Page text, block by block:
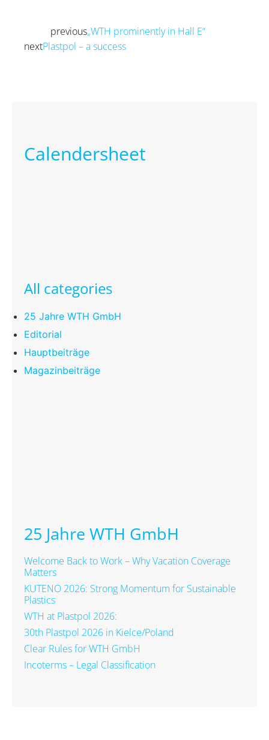
previous„WTH prominently in Hall E“
nextPlastpol – a success
Calendersheet
All categories
25 Jahre WTH GmbH
Editorial
Hauptbeiträge
Magazinbeiträge
25 Jahre WTH GmbH
Welcome Back to Work – Why Vacation Coverage
Matters
KUTENO 2026: Strong Momentum for Sustainable
Plastics
WTH at Plastpol 2026:
30th Plastpol 2026 in Kielce/Poland
Clear Rules for WTH GmbH
Incoterms – Legal Classification